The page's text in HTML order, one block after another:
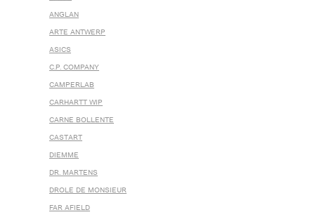
ANGLAN
ARTE ANTWERP
ASICS
C.P. COMPANY
CAMPERLAB
CARHARTT WIP
CARNE BOLLENTE
CASTART
DIEMME
DR. MARTENS
DROLE DE MONSIEUR
FAR AFIELD